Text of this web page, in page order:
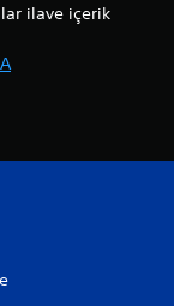
ilave içerik